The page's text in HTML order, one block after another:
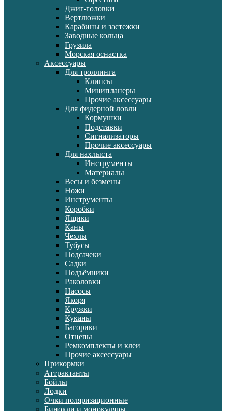
Джиг-головки
Вертлюжки
Карабины и застежки
Заводные кольца
Грузила
Морская оснастка
Аксессуары
Для троллинга
Клипсы
Минипланеры
Прочие аксессуары
Для фидерной ловли
Кормушки
Подставки
Сигнализаторы
Прочие аксессуары
Для нахлыста
Инструменты
Материалы
Весы и безмены
Ножи
Инструменты
Коробки
Ящики
Каны
Чехлы
Тубусы
Подсачеки
Садки
Подъёмники
Раколовки
Насосы
Якоря
Кружки
Куканы
Багорики
Отцепы
Ремкомплекты и клеи
Прочие аксессуары
Прикормки
Аттрактанты
Бойлы
Лодки
Очки поляризационные
Бинокли и монокуляры